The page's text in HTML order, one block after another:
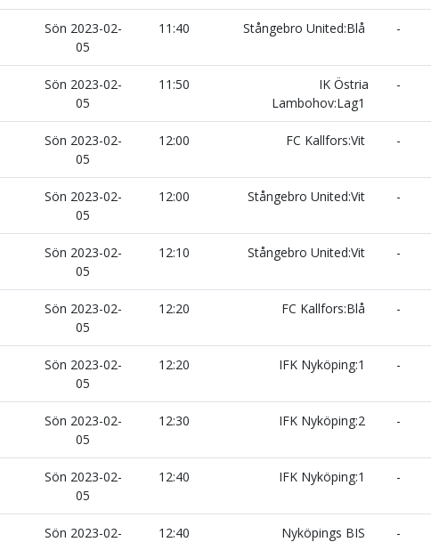
Sön 2023-02-
05
11:40 Stångebro United:Blå -
Sön 2023-02-
05
11:50
IK Östria
Lambohov:Lag1
-
Sön 2023-02-
05
12:00 FC Kallfors:Vit -
Sön 2023-02-
05
12:00 Stångebro United:Vit -
Sön 2023-02-
05
12:10 Stångebro United:Vit -
Sön 2023-02-
05
12:20 FC Kallfors:Blå -
Sön 2023-02-
05
12:20 IFK Nyköping:1 -
Sön 2023-02-
05
12:30 IFK Nyköping:2 -
Sön 2023-02-
05
12:40 IFK Nyköping:1 -
Sön 2023-02-
12:40 Nyköpings BIS -